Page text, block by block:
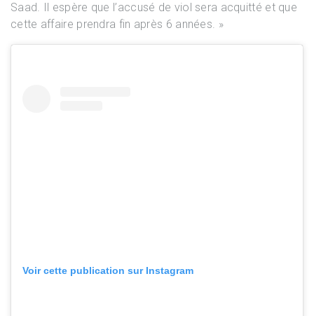
Saad. Il espère que l’accusé de viol sera acquitté et que
cette affaire prendra fin après 6 années. »
Voir cette publication sur Instagram